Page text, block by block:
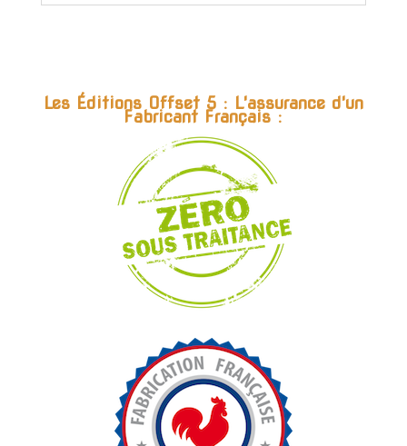
Les Éditions Offset 5 : L'assurance d'un
Fabricant Français :